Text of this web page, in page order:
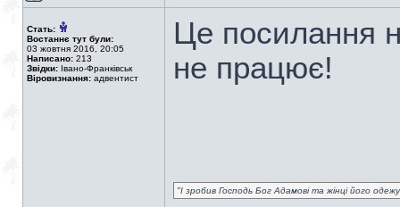
Стать:
Востаннє тут були:
03 жовтня 2016, 20:05
Написано: 213
Звідки: Івано-Франківськ
Віровизнання: адвентист
Це посилання
не працює!
"І зробив Господь Бог Адамові та жінці його